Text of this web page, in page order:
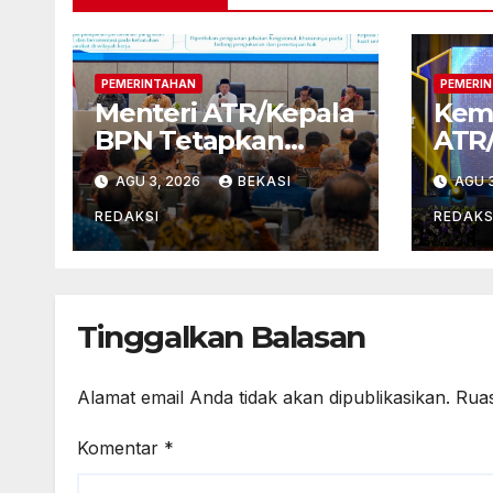
PEMERINTAHAN
Menteri ATR/Kepala
BPN Tetapkan
Standar Waktu
Layanan untuk
Pengukuran Tanah
dan Peralihan Hak
AGU 3, 2026 BEKASI
REDAKSI
AGU
Tinggalkan Balasan
Alamat email Anda tidak akan dipublikasikan.
Komentar *